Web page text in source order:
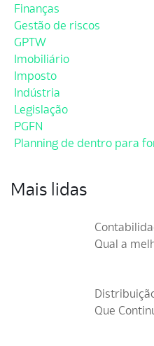
Finanças
Gestão de riscos
GPTW
Imobiliário
Imposto
Indústria
Legislação
PGFN
Planning de dentro para
Mais lidas
Qual a
Que